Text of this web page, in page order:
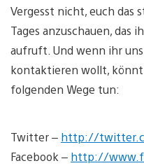
Vergesst nicht, euch das
Tages anzuschauen, das
aufruft. Und wenn ihr
kontaktieren wollt,
folgenden Wege tun:
Twitter – http://
Facebook – http://